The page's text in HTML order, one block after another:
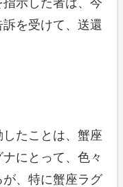
を受けて、送還
たことは、蟹座
にとって、色々
、特に蟹座ラグ